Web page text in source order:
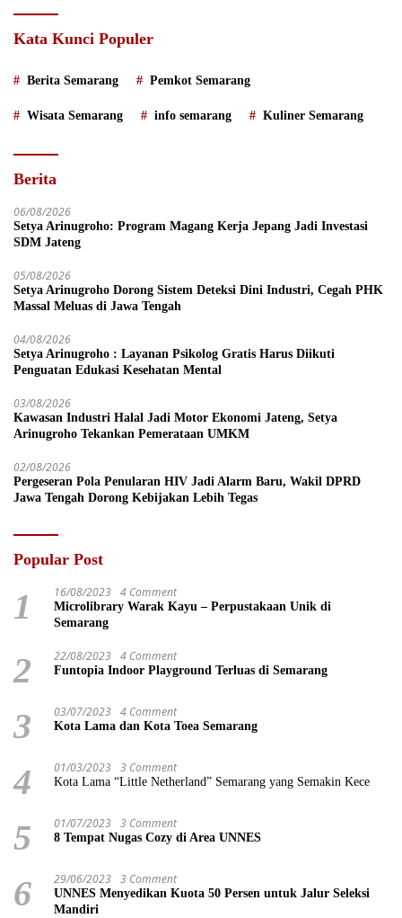
Kata Kunci Populer
Berita Semarang Pemkot Semarang
Wisata Semarang info semarang Kuliner Semarang
Berita
06/08/2026
Setya Arinugroho: Program Magang Kerja Jepang Jadi Investasi
SDM Jateng
05/08/2026
Setya Arinugroho Dorong Sistem Deteksi Dini Industri, Cegah PHK
Massal Meluas di Jawa Tengah
04/08/2026
Setya Arinugroho : Layanan Psikolog Gratis Harus Diikuti
Penguatan Edukasi Kesehatan Mental
03/08/2026
Kawasan Industri Halal Jadi Motor Ekonomi Jateng, Setya
Arinugroho Tekankan Pemerataan UMKM
02/08/2026
Pergeseran Pola Penularan HIV Jadi Alarm Baru, Wakil DPRD
Jawa Tengah Dorong Kebijakan Lebih Tegas
Popular Post
1 16/08/2023 4 Comment
Microlibrary Warak Kayu – Perpustakaan Unik di
Semarang
2 22/08/2023 4 Comment
Funtopia Indoor Playground Terluas di Semarang
3 03/07/2023 4 Comment
Kota Lama dan Kota Toea Semarang
4 01/03/2023 3 Comment
Kota Lama “Little Netherland” Semarang yang Semakin Kece
5 01/07/2023 3 Comment
8 Tempat Nugas Cozy di Area UNNES
6 29/06/2023 3 Comment
UNNES Menyedikan Kuota 50 Persen untuk Jalur Seleksi
Mandiri